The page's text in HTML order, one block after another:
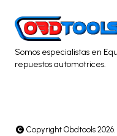
Somos especialistas en
repuestos automotrices.
Copyright Obdtools